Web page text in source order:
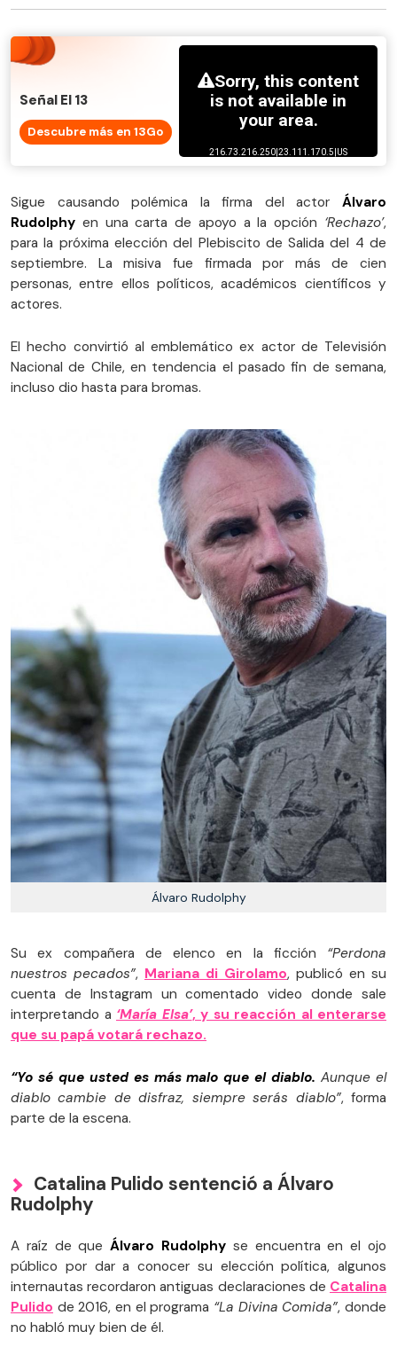
Señal El 13
Descubre más en 13Go
Sigue causando polémica la firma del actor Álvaro
Rudolphy en una carta de apoyo a la opción ‘Rechazo’,
para la próxima elección del Plebiscito de Salida del 4 de
septiembre. La misiva fue firmada por más de cien
personas, entre ellos políticos, académicos científicos y
actores.
El hecho convirtió al emblemático ex actor de Televisión
Nacional de Chile, en tendencia el pasado fin de semana,
incluso dio hasta para bromas.
Álvaro Rudolphy
Su ex compañera de elenco en la ficción “Perdona
nuestros pecados”, Mariana di Girolamo, publicó en su
cuenta de Instagram un comentado video donde sale
interpretando a ‘María Elsa’, y su reacción al enterarse
que su papá votará rechazo.
“Yo sé que usted es más malo que el diablo.Aunque el
diablo cambie de disfraz, siempre serás diablo”, forma
parte de la escena.
Catalina Pulido sentenció a Álvaro
Rudolphy
A raíz de queÁlvaro Rudolphy se encuentra en el ojo
público por dar a conocer su elección política, algunos
internautas recordaron antiguas declaraciones de Catalina
Pulido de 2016, en el programa “La Divina Comida”, donde
no habló muy bien de él.